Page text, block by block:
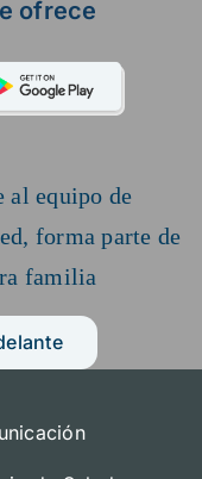
ofrece
al equipo de
forma parte de
familia